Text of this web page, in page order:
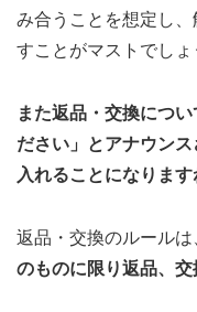
み合うことを想定し
すことがマストでしょ
また返品・交換につ
ださい」とアナウン
入れることになります
返品・交換のルールは
のものに限り返品、交